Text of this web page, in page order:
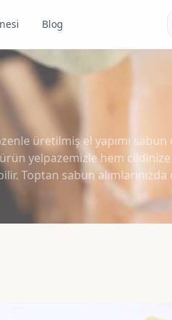
Blog
üretilmiş el yapımı
yelpazemizle hem
sabun alımlarınızda